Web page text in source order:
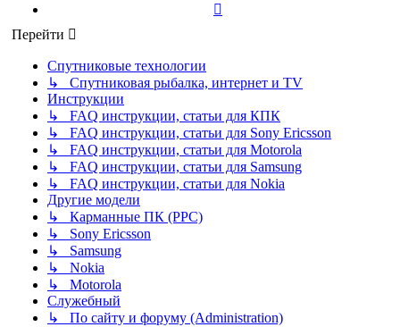
Перейти
Спутниковые технологии
↳ Спутниковая рыбалка, интернет и TV
Инструкции
↳ FAQ инструкции, статьи для КПК
↳ FAQ инструкции, статьи для Sony Ericsson
↳ FAQ инструкции, статьи для Motorola
↳ FAQ инструкции, статьи для Samsung
↳ FAQ инструкции, статьи для Nokia
Другие модели
↳ Карманные ПК (PPC)
↳ Sony Ericsson
↳ Samsung
↳ Nokia
↳ Motorola
Служебный
↳ По сайту и форуму (Administration)